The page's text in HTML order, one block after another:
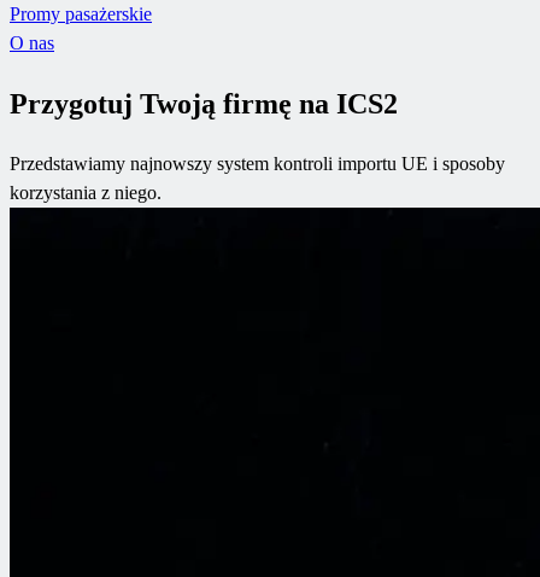
Promy pasażerskie
O nas
Przygotuj Twoją firmę na ICS2
Przedstawiamy najnowszy system kontroli importu UE i sposoby
korzystania z niego.